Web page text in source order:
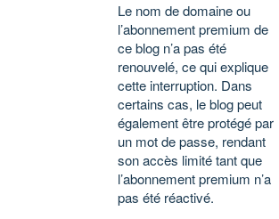
Le nom de domaine ou
l’abonnement premium de
ce blog n’a pas été
renouvelé, ce qui explique
cette interruption. Dans
certains cas, le blog peut
également être protégé par
un mot de passe, rendant
son accès limité tant que
l’abonnement premium n’a
pas été réactivé.